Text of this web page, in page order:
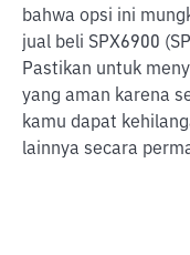
bahwa opsi ini
jual beli SPX6900
Pastikan untuk
yang aman karena
kamu dapat
lainnya secara